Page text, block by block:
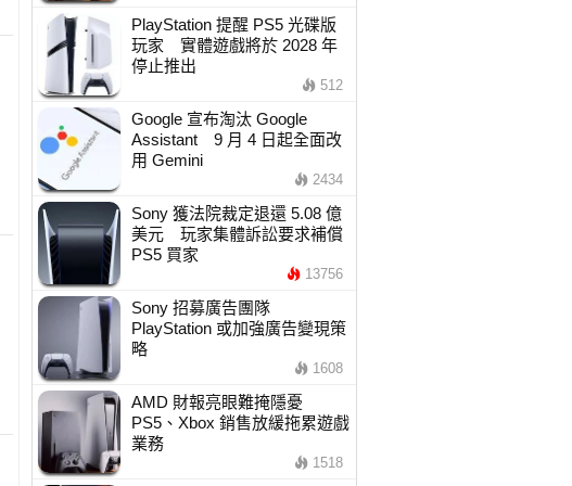
PlayStation 提醒 PS5 光碟版
玩家 實體遊戲將於 2028 年
停止推出
512
Google 宣布淘汰 Google
Assistant 9 月 4 日起全面改
用 Gemini
2434
Sony 獲法院裁定退還 5.08 億
美元 玩家集體訴訟要求補償
PS5 買家
13756
Sony 招募廣告團隊
PlayStation 或加強廣告變現策
略
1608
AMD 財報亮眼難掩隱憂
PS5、Xbox 銷售放緩拖累遊戲
業務
1518